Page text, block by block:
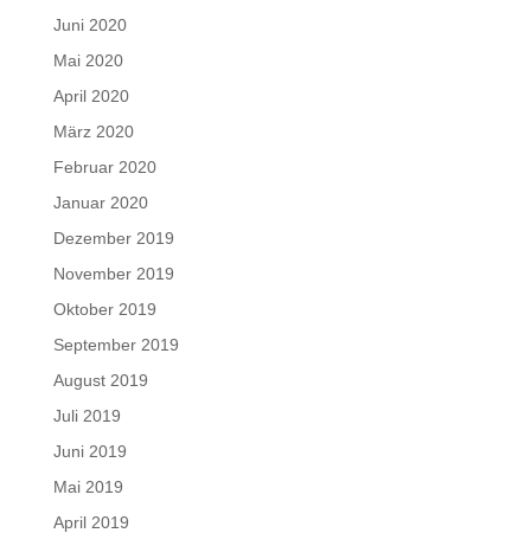
Juni 2020
Mai 2020
April 2020
März 2020
Februar 2020
Januar 2020
Dezember 2019
November 2019
Oktober 2019
September 2019
August 2019
Juli 2019
Juni 2019
Mai 2019
April 2019